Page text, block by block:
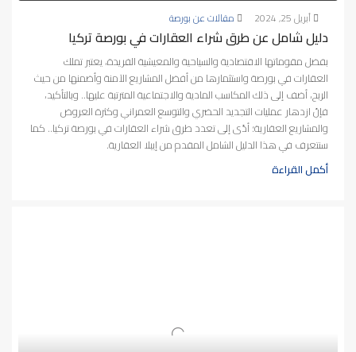
أبريل 25, 2024 مقالات عن بورصة
دليل شامل عن طرق شراء العقارات في بورصة تركيا
بفضل مقوماتها الاقتصادية والسياحية والمعيشية الفريدة، يعتبر تملك
العقارات في بورصة واستثمارها من أفضل المشاريع الآمنة وأضمنها من حيث
الربح، أضف إلى ذلك المكاسب المادية والاجتماعية المترتبة عليها.. وبالتأكيد،
فإنّ ازدهار عمليات التجديد الحضري والتوسع العمراني وكثرة العروض
والمشاريع العقارية؛ أدّى إلى تعدد طرق شراء العقارات في بورصة تركيا.. كما
سنتعرف في هذا الدليل الشامل المقدم من إيبلا العقارية.
أكمل القراءة